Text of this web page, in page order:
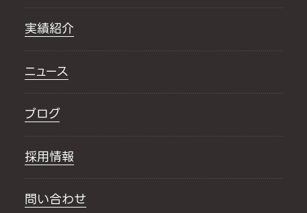
実績紹介
ニュース
ブログ
採用情報
問い合わせ